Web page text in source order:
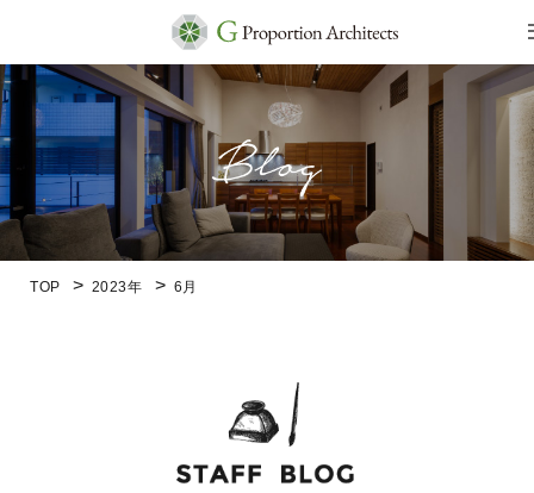
TOP 2023年 6月